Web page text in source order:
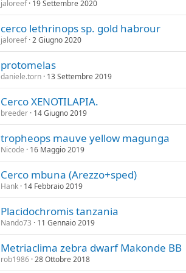
jaloreef 19 Settembre 2020
cerco lethrinops sp. gold habrour
jaloreef 2 Giugno 2020
protomelas
daniele.torn 13 Settembre 2019
Cerco XENOTILAPIA.
breeder 14 Giugno 2019
tropheops mauve yellow magunga
Nicode 16 Maggio 2019
Cerco mbuna (Arezzo+sped)
Hank 14 Febbraio 2019
Placidochromis tanzania
Nando73 11 Gennaio 2019
Metriaclima zebra dwarf Makonde BB
rob1986 28 Ottobre 2018